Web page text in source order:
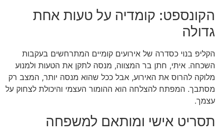
הקונספט: קומדיה על טעות אחת
גדולה
הקליפ בנוי כסדרה של אירועים קומיים המתרחשים בעקבות
השכחה. איתי, חתן בר המצווה, מנסה לתקן את הטעות ולמנוע
מלוקה להרוס את האירוע, אבל ככל שהוא מנסה יותר, המצב רק
מסתבך. המפתח להצלחה הוא ההומור העצמי והיכולת לצחוק על
עצמך.
תסריט אישי ומותאם למשפחה